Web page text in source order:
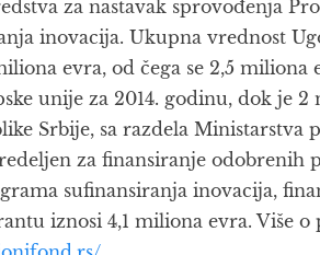
za nastavak sprovođenja
inovacija. Ukupna vrednost
evra, od čega se 2,5 miliona
unije za 2014. godinu, dok je 2
Srbije, sa razdela Ministarstva
za finansiranje odobrenih
sufinansiranja inovacija,
iznosi 4,1 miliona evra. Više